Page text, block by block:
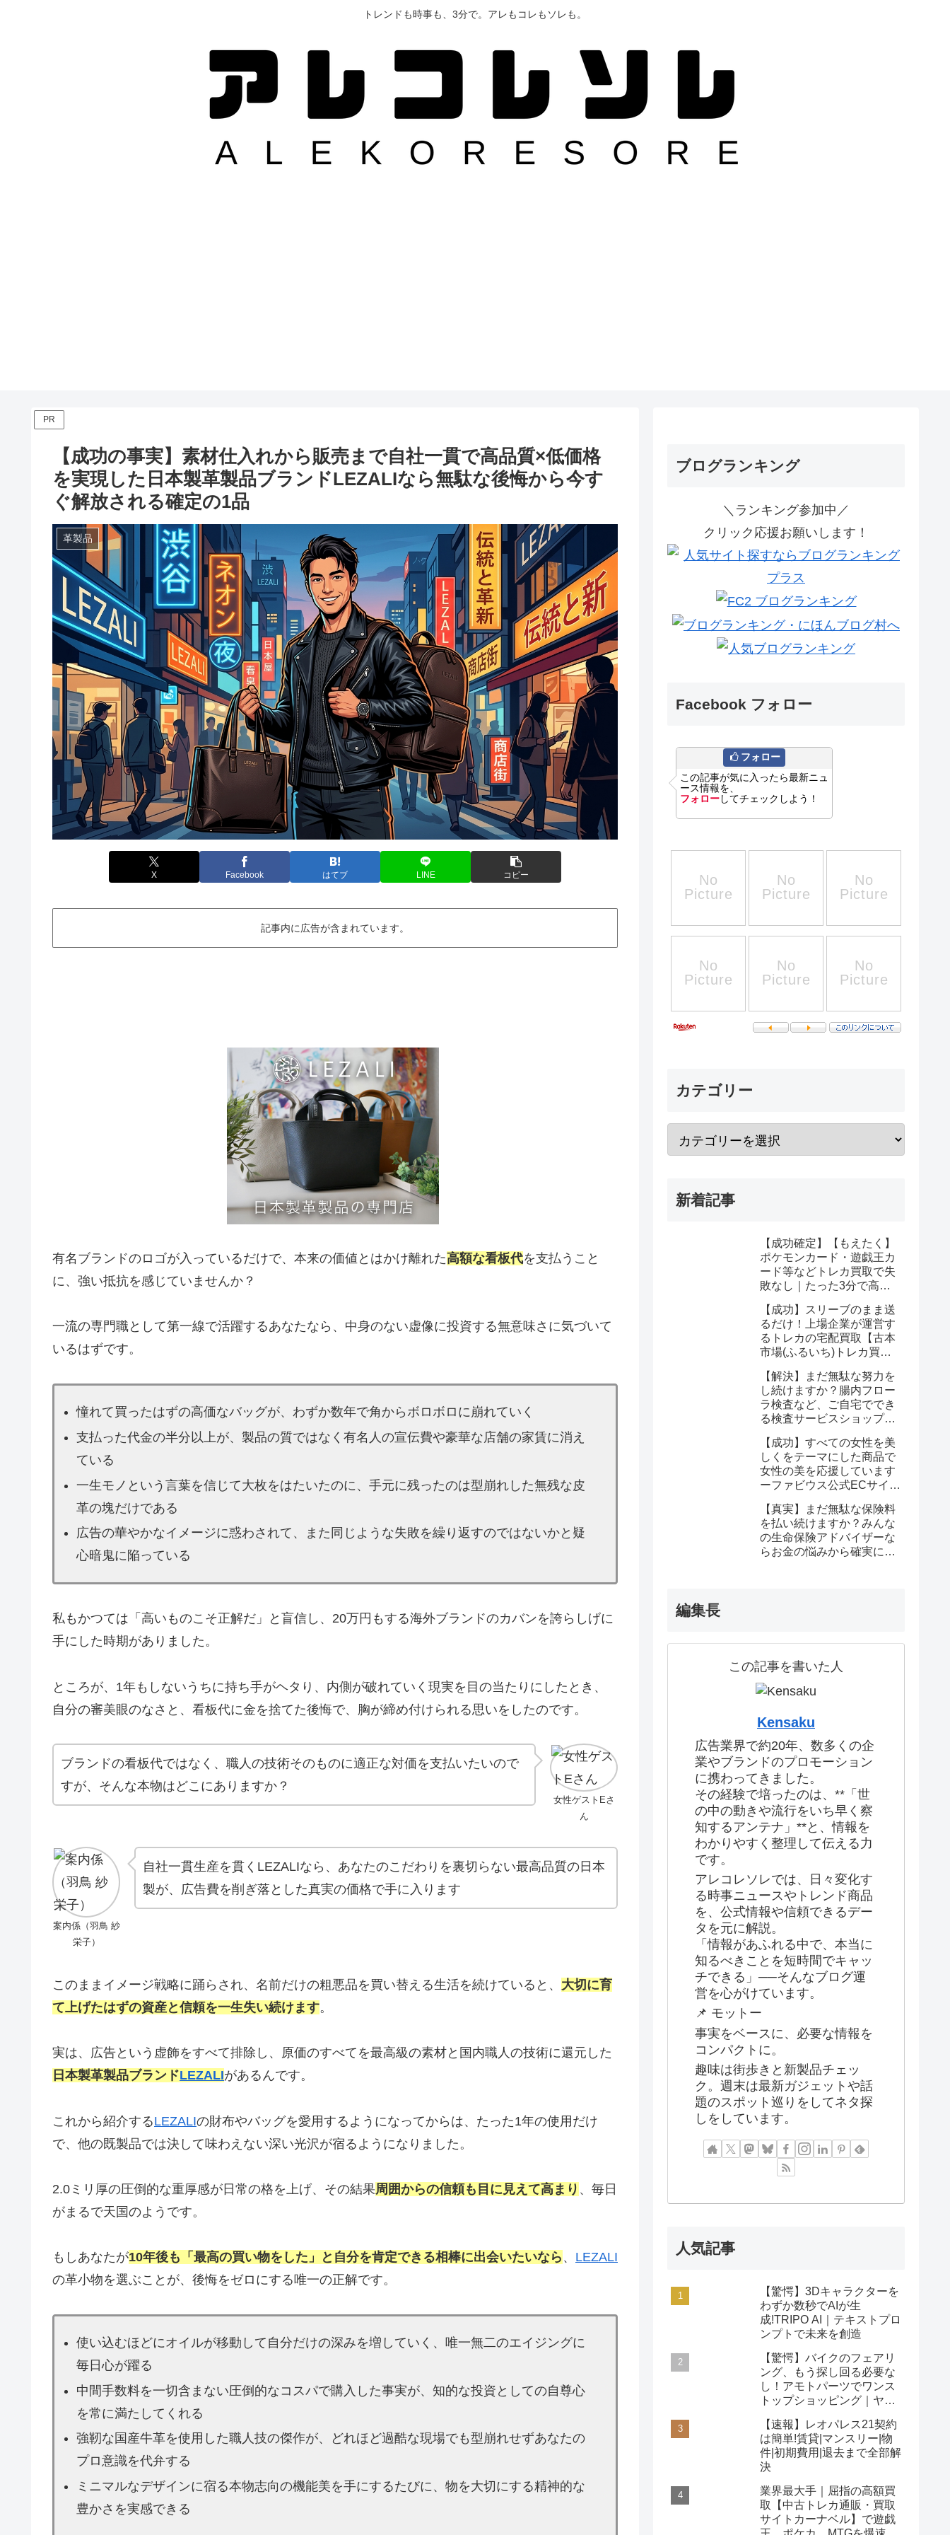
トレンドも時事も、3分で。アレもコレもソレも。
PR
【成功の事実】素材仕入れから販売まで自社一貫で高品質×低価格
を実現した日本製革製品ブランドLEZALIなら無駄な後悔から今す
ぐ解放される確定の1品
革製品
X Facebook はてブ LINE コピー
記事内に広告が含まれています。
有名ブランドのロゴが入っているだけで、本来の価値とはかけ離れた高額な看板代を支払うこと
に、強い抵抗を感じていませんか？
一流の専門職として第一線で活躍するあなたなら、中身のない虚像に投資する無意味さに気づいて
いるはずです。
憧れて買ったはずの高価なバッグが、わずか数年で角からボロボロに崩れていく
支払った代金の半分以上が、製品の質ではなく有名人の宣伝費や豪華な店舗の家賃に消え
ている
一生モノという言葉を信じて大枚をはたいたのに、手元に残ったのは型崩れした無残な皮
革の塊だけである
広告の華やかなイメージに惑わされて、また同じような失敗を繰り返すのではないかと疑
心暗鬼に陥っている
私もかつては「高いものこそ正解だ」と盲信し、20万円もする海外ブランドのカバンを誇らしげに
手にした時期がありました。
ところが、1年もしないうちに持ち手がヘタり、内側が破れていく現実を目の当たりにしたとき、
自分の審美眼のなさと、看板代に金を捨てた後悔で、胸が締め付けられる思いをしたのです。
女性ゲストEさ
ん
ブランドの看板代ではなく、職人の技術そのものに適正な対価を支払いたいので
すが、そんな本物はどこにありますか？
案内係（羽鳥 紗
栄子）
自社一貫生産を貫くLEZALIなら、あなたのこだわりを裏切らない最高品質の日本
製が、広告費を削ぎ落とした真実の価格で手に入ります
このままイメージ戦略に踊らされ、名前だけの粗悪品を買い替える生活を続けていると、 大切に育
て上げたはずの資産と信頼を一生失い続けます。
実は、広告という虚飾をすべて排除し、原価のすべてを最高級の素材と国内職人の技術に還元した
日本製革製品ブランドLEZALIがあるんです。
これから紹介するLEZALIの財布やバッグを愛用するようになってからは、たった1年の使用だけ
で、他の既製品では決して味わえない深い光沢が宿るようになりました。
2.0ミリ厚の圧倒的な重厚感が日常の格を上げ、その結果周囲からの信頼も目に見えて高まり 、毎日
がまるで天国のようです。
もしあなたが10年後も「最高の買い物をした」と自分を肯定できる相棒に出会いたいなら 、 LEZALI
の革小物を選ぶことが、後悔をゼロにする唯一の正解です。
使い込むほどにオイルが移動して自分だけの深みを増していく、唯一無二のエイジングに
毎日心が躍る
中間手数料を一切含まない圧倒的なコスパで購入した事実が、知的な投資としての自尊心
を常に満たしてくれる
強靭な国産牛革を使用した職人技の傑作が、どれほど過酷な現場でも型崩れせずあなたの
プロ意識を代弁する
ミニマルなデザインに宿る本物志向の機能美を手にするたびに、物を大切にする精神的な
豊かさを実感できる
ブログランキング
＼ランキング参加中／
クリック応援お願いします！
Facebook フォロー
フォロー
この記事が気に入ったら最新ニュ
ース情報を、
フォローしてチェックしよう！
カテゴリー
新着記事
【成功確定】【もえたく】
ポケモンカード・遊戯王カ
ード等などトレカ買取で失
敗なし｜たった3分で高価
【成功】スリーブのまま送
るだけ！上場企業が運営す
るトレカの宅配買取【古本
市場(ふるいち)トレカ買
みが解決する
【解決】まだ無駄な努力を
し続けますか？腸内フロー
ラ検査など、ご自宅ででき
る検査サービスショップ
ならたった1回で驚くほど
簡単に悩みが解消する事実
【成功】すべての女性を美
しくをテーマにした商品で
女性の美を応援しています
ーファビウス公式ECサイト
クション金賞の秘密を公開
【真実】まだ無駄な保険料
を払い続けますか？みんな
の生命保険アドバイザーな
らお金の悩みから確実に解
編集長
この記事を書いた人
Kensaku
広告業界で約20年、数多くの企
業やブランドのプロモーション
に携わってきました。
その経験で培ったのは、**「世
の中の動きや流行をいち早く察
知するアンテナ」**と、情報を
わかりやすく整理して伝える力
です。
アレコレソレでは、日々変化す
る時事ニュースやトレンド商品
を、公式情報や信頼できるデー
タを元に解説。
「情報があふれる中で、本当に
知るべきことを短時間でキャッ
チできる」──そんなブログ運
営を心がけています。
📌 モットー
事実をベースに、必要な情報を
コンパクトに。
趣味は街歩きと新製品チェッ
ク。週末は最新ガジェットや話
題のスポット巡りをしてネタ探
しをしています。
人気記事
【驚愕】3Dキャラクターを
わずか数秒でAIが生
成!TRIPO AI｜テキストプロ
ンプトで未来を創造
【驚愕】バイクのフェアリ
ング、もう探し回る必要な
し！アモトパーツでワンス
トップショッピング｜ヤマ
【速報】レオパレス21契約
は簡単!賃貸|マンスリー|物
件|初期費用|退去まで全部解
決
業界最大手｜屈指の高額買
取【中古トレカ通販・買取
サイトカーナベル】で遊戯